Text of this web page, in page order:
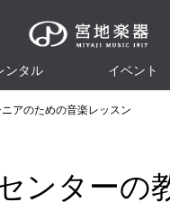
ンタル イベント
アのための音楽レッスン
ンターの